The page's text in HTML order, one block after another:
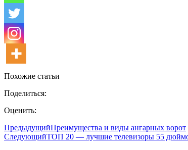
Похожие статьи
Поделиться:
Оценить:
ПредыдущийПреимущества и виды ангарных ворот
СледующийТОП 20 — лучшие телевизоры 55